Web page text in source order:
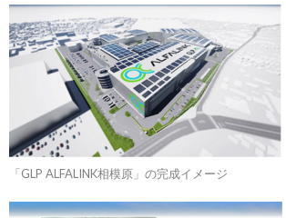
「GLP ALFALINK相模原」の完成イメージ